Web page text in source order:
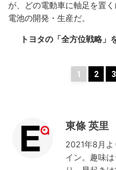
が、どの電動車に軸足を置
電池の開発・生産だ。
トヨタの「全方位戦略」
1 2 3
東條 英里
2021年8月
イン。趣味